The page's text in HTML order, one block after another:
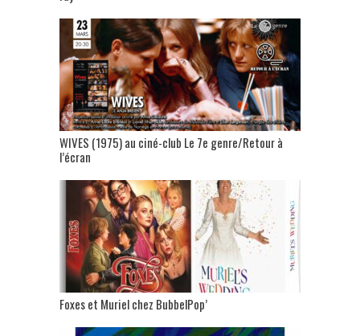
WIVES (1975) au ciné-club Le 7e genre/Retour à
l’écran
Foxes et Muriel chez BubbelPop’